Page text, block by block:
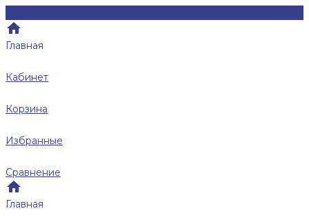
Главная
Кабинет
Корзина
Избранные
Сравнение
Главная